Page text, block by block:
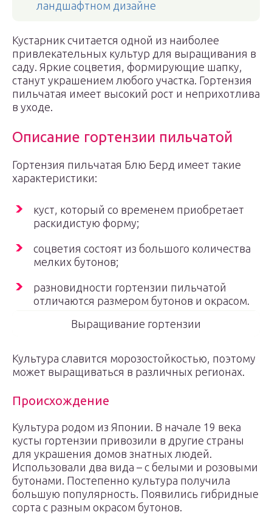
ландшафтном дизайне
Кустарник считается одной из наиболее
привлекательных культур для выращивания в
саду. Яркие соцветия, формирующие шапку,
станут украшением любого участка. Гортензия
пильчатая имеет высокий рост и неприхотлива
в уходе.
Описание гортензии пильчатой
Гортензия пильчатая Блю Берд имеет такие
характеристики:
куст, который со временем приобретает
раскидистую форму;
соцветия состоят из большого количества
мелких бутонов;
разновидности гортензии пильчатой
отличаются размером бутонов и окрасом.
Выращивание гортензии
Культура славится морозостойкостью, поэтому
может выращиваться в различных регионах.
Происхождение
Культура родом из Японии. В начале 19 века
кусты гортензии привозили в другие страны
для украшения домов знатных людей.
Использовали два вида – с белыми и розовыми
бутонами. Постепенно культура получила
большую популярность. Появились гибридные
сорта с разным окрасом бутонов.